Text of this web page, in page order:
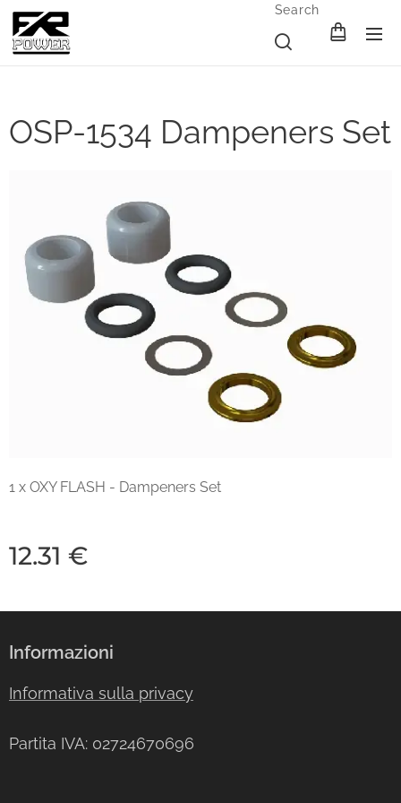
Search
OSP-1534 Dampeners Set
1 x OXY FLASH - Dampeners Set
12.31 €
Informazioni
Informativa sulla privacy
Partita IVA: 02724670696